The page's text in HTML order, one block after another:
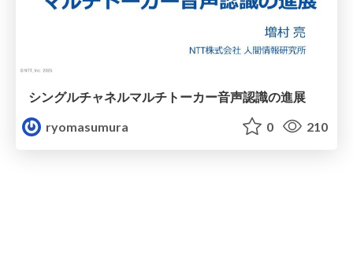
シングルチャネルマルチトーカー音声認識の進展
ryomasumura
0 210